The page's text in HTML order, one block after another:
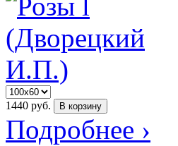
1440 руб. В корзину
Подробнее ›